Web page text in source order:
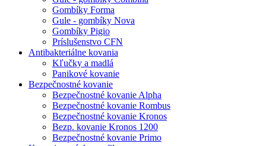
Gombíky Forma
Gule - gombíky Nova
Gombíky Pigio
Príslušenstvo CFN
Antibakteriálne kovania
Kľučky a madlá
Panikové kovanie
Bezpečnostné kovanie
Bezpečnostné kovanie Alpha
Bezpečnostné kovanie Rombus
Bezpečnostné kovanie Kronos
Bezp. kovanie Kronos 1200
Bezpečnostné kovanie Primo